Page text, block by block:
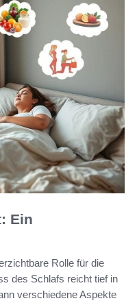
Ein
Rolle für die
des Schlafs reicht tief in
verschiedene Aspekte